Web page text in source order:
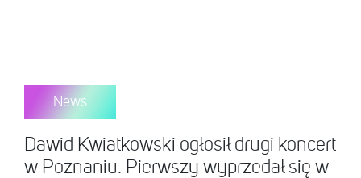
News
Dawid Kwiatkowski ogłosił drugi koncert
w Poznaniu. Pierwszy wyprzedał się w